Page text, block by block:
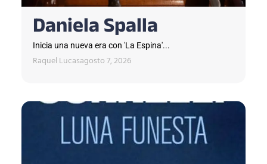
Daniela Spalla
Inicia una nueva era con 'La Espina'...
Raquel Lucasagosto 7, 2026